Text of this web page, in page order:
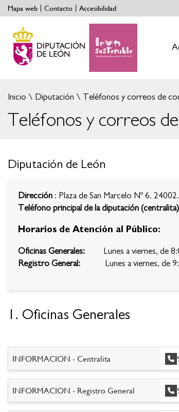
Mapa web Contacto Accesibilidad
Inicio Diputación Teléfonos y correos de
Teléfonos y correos
Diputación de León
Dirección : Plaza de San Marcelo Nº 6.
Teléfono principal de la diputación (centralita)
Horarios de Atención al Público:
Oficinas Generales: Lunes a viernes, de
Registro General: Lunes a viernes, de
1. Oficinas Generales
INFORMACION - Centralita
INFORMACION - Registro General